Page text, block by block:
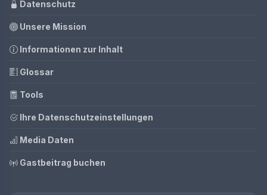
Datenschutz
Unsere Mission
Informationen zur Inhalt
Glossar
Tools
Ihre Datenschutzeinstellungen
Media Daten
Gastbeitrag buchen